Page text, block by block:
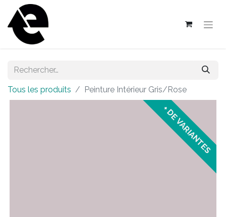
Tous les produits Peinture Intérieur Gris/Rose
+ DE VARIANTES